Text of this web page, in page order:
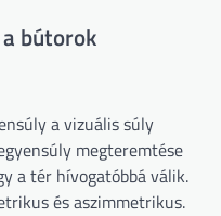
bútorok
a vizuális súly
megteremtése
a tér hívogatóbbá válik.
és aszimmetrikus.